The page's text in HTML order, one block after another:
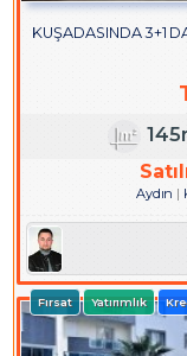
KUŞADASINDA 3+1
Aydın
Fırsat Yatırımlık